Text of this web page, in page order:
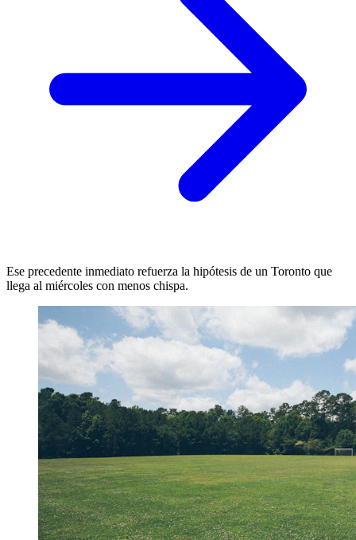
Ese precedente inmediato refuerza la hipótesis de un Toronto que
llega al miércoles con menos chispa.